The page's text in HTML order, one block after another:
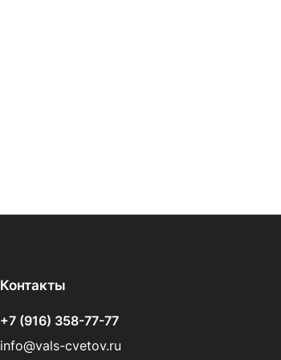
Контакты
+7 (916) 358-77-77
info@vals-cvetov.ru